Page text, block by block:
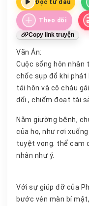
Đọc từ đầu
Theo dõi
Copy link truyện
Văn Án:
Cuộc sống hôn nhân
chốc sụp đổ khi phát hiện bí mật động trời của chồng
tái hôn và cô cháu gái ngoan
Nằm giường bệnh, chứng kiến sự lạnh nhạt, toan tính
của họ, như rơi xuống vực thẳm của sự phản bội và
tuyệt vọng. thể
nhân như ý.
Với sự giúp đỡ của Phương Hồng
bước vén màn bí